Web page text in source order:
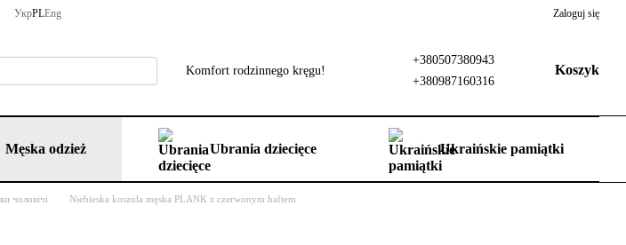
УкрPLEng Zaloguj się
Komfort rodzinnego kręgu!
+380507380943
+380987160316
Koszyk
Męska odzież Ubrania dziecięce Ukraińskie pamiątki
чоловічі Niebieska koszula męska PLANK z czerwonym haftem